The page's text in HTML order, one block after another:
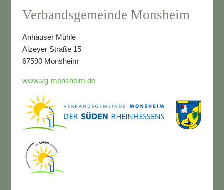
Verbandsgemeinde Monsheim
Anhäuser Mühle
Alzeyer Straße 15
67590 Monsheim
www.vg-monsheim.de